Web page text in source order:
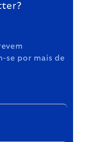
se por mais de